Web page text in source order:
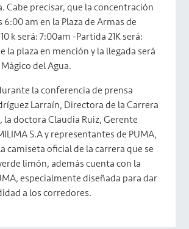
Cabe precisar, que la concentración
6:00 am en la Plaza de Armas de
k será: 7:00am -Partida 21K será:
la plaza en mención y la llegada será
del Agua.
la conferencia de prensa
Larraín, Directora de la Carrera
la doctora Claudia Ruiz, Gerente
S.A y representantes de PUMA,
camiseta oficial de la carrera que se
limón, además cuenta con la
especialmente diseñada para dar
a los corredores.